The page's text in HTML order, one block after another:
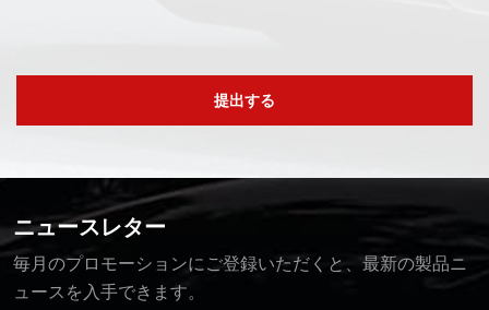
提出する
ニュースレター
毎月のプロモーションにご登録いただくと、最新の製品ニ
ュースを入手できます。